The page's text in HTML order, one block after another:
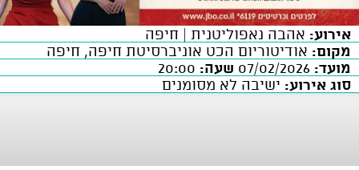
אירוע: אהבה נאפוליטנית | חיפה
מקום: אודיטוריום הכט אוניברסיטת חיפה, חיפה
מועד:
שעה:
סוג אירוע: ישיבה לא מסומנים